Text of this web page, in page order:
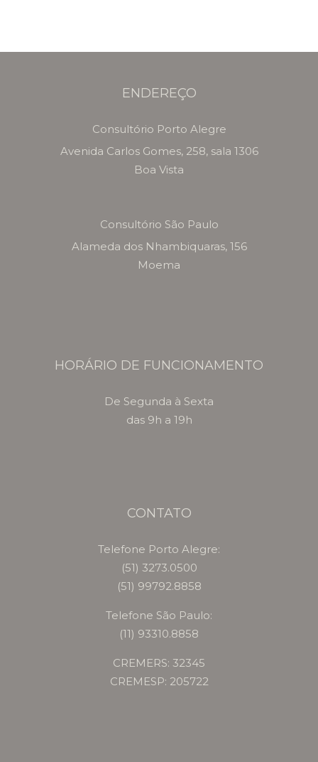
ENDEREÇO
Consultório Porto Alegre
Avenida Carlos Gomes, 258, sala 1306
Boa Vista
Consultório São Paulo
Alameda dos Nhambiquaras, 156
Moema
HORÁRIO DE FUNCIONAMENTO
De Segunda à Sexta
das 9h a 19h
CONTATO
Telefone Porto Alegre:
(51) 3273.0500
(51) 99792.8858
Telefone São Paulo:
(11) 93310.8858
CREMERS: 32345
CREMESP: 205722